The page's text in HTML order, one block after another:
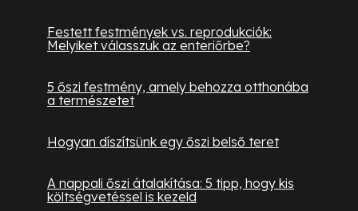
Festett festmények vs. reprodukciók:
Melyiket válasszuk az enteriőrbe?
5 őszi festmény, amely behozza otthonába
a természetet
Hogyan díszítsünk egy őszi belső teret
A nappali őszi átalakítása: 5 tipp, hogy kis
költségvetéssel is kezeld